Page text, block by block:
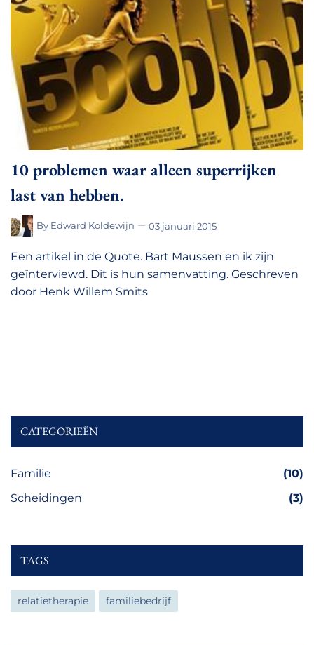
10 problemen waar alleen superrijken
last van hebben.
By Edward Koldewijn 03 januari 2015
Een artikel in de Quote. Bart Maussen en ik zijn
geïnterviewd. Dit is hun samenvatting. Geschreven
door Henk Willem Smits
CATEGORIEËN
Familie
(10)
Scheidingen
(3)
TAGS
relatietherapie familiebedrijf